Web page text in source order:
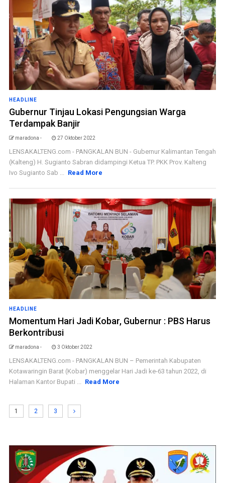
HEADLINE
Gubernur Tinjau Lokasi Pengungsian Warga
Terdampak Banjir
maradona - 27 Oktober 2022
LENSAKALTENG.com - PANGKALAN BUN - Gubernur Kalimantan Tengah
(Kalteng) H. Sugianto Sabran didampingi Ketua TP. PKK Prov. Kalteng
Ivo Sugianto Sab ... Read More
HEADLINE
Momentum Hari Jadi Kobar, Gubernur : PBS Harus
Berkontribusi
maradona - 3 Oktober 2022
LENSAKALTENG.com - PANGKALAN BUN – Pemerintah Kabupaten
Kotawaringin Barat (Kobar) menggelar Hari Jadi ke-63 tahun 2022, di
Halaman Kantor Bupati ... Read More
1 2 3